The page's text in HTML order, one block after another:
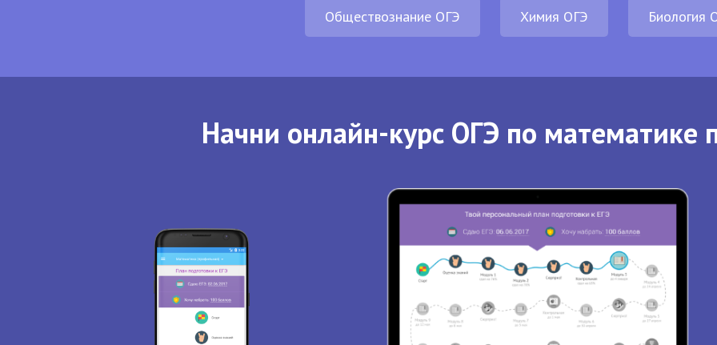
Обществознание ОГЭ Химия ОГЭ Биология
Начни онлайн-курс ОГЭ по математике